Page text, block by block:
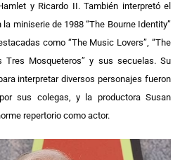
y Ricardo II. También interpretó el
miniserie de 1988 “The Bourne Identity”
como “The Music Lovers”, “The
Tres Mosqueteros” y sus secuelas. Su
interpretar diversos personajes fueron
sus colegas, y la productora Susan
repertorio como actor.